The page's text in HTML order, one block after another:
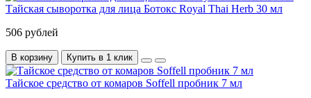
Тайская сыворотка для лица Ботокс Royal Thai Herb 30 мл
506 рублей
В корзину Купить в 1 клик
Тайское средство от комаров Soffell пробник 7 мл